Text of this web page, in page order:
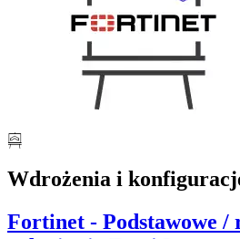
Wdrożenia i
Fortinet - Podstawowe /